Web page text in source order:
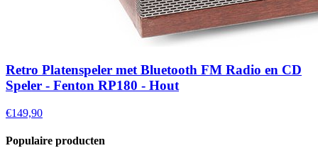
Retro Platenspeler met Bluetooth FM Radio en CD
Speler - Fenton RP180 - Hout
€149,90
Populaire producten